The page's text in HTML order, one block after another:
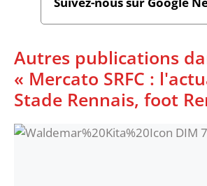
Autres publications
« Mercato SRFC :
Stade Rennais, foot